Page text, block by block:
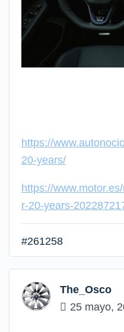
https://
20-years/
https://
r-20-years-
#261258
The_Osco
25 mayo,